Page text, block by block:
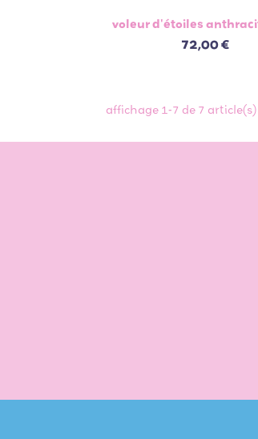
 aperçu
voleur d'étoiles
72,00 €
affichage 1-7 de 7 article(s)